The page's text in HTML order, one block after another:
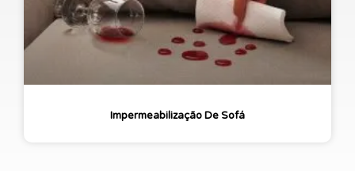
Impermeabilização De Sofá